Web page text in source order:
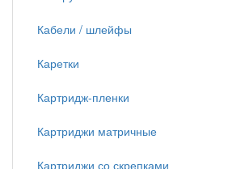
Кабели / шлейфы
Каретки
Картридж-пленки
Картриджи матричные
Картриджи со скрепками